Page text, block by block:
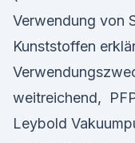
Verwendung von
Kunststoffen
weitreichend,
Leybold